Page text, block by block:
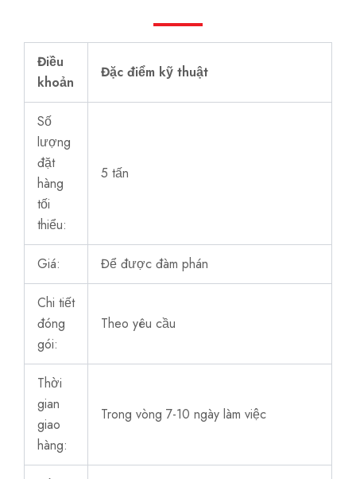
Điều
khoản
Đặc điểm kỹ thuật
Số
lượng
đặt
hàng
tối
thiểu:
5 tấn
Giá: Để được đàm phán
Chi tiết
đóng
gói:
Theo yêu cầu
Thời
gian
giao
hàng:
Trong vòng 7-10 ngày làm việc